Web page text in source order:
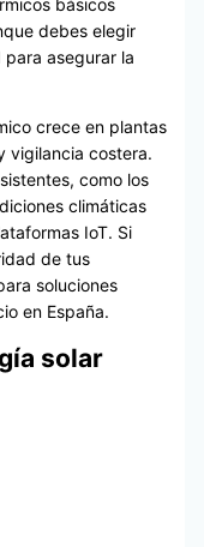
debes elegir
asegurar la
crece en plantas
vigilancia costera.
como los
climáticas
IoT. Si
de tus
soluciones
en España.
solar